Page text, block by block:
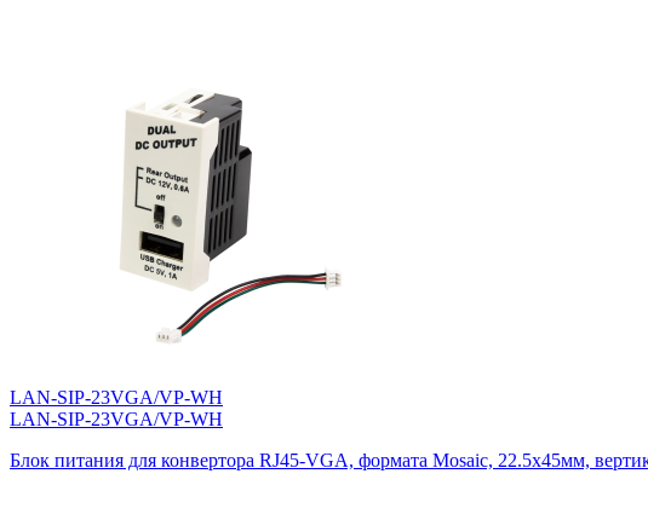
LAN-SIP-23VGA/VP-WH
LAN-SIP-23VGA/VP-WH
Блок питания для конвертора RJ45-VGA, формата Mosaic, 22.5х45мм,